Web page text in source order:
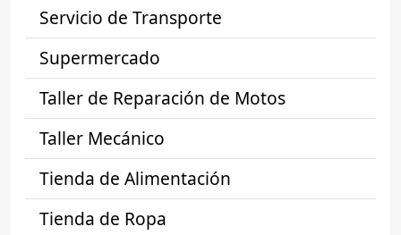
Servicio de Transporte
Supermercado
Taller de Reparación de Motos
Taller Mecánico
Tienda de Alimentación
Tienda de Ropa